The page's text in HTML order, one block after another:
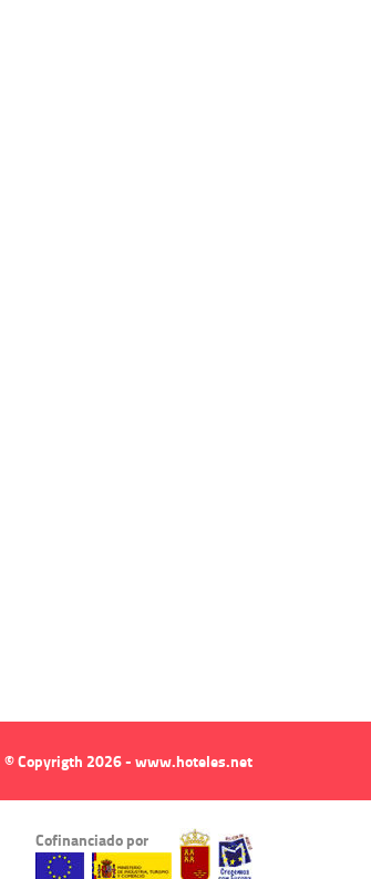
© Copyrigth 2026 - www.hoteles.net
Cofinanciado por